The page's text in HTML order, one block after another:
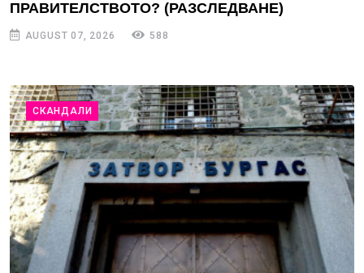
ПРАВИТЕЛСТВОТО? (РАЗСЛЕДВАНЕ)
AUGUST 07, 2026 588
СКАНДАЛИ